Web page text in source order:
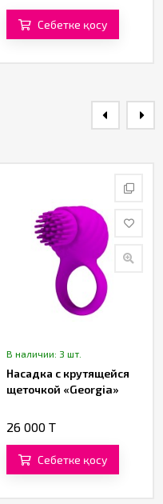
Себетке қосу
В наличии: 3 шт.
Насадка с крутящейся
щеточкой «Georgia»
26 000 T
Себетке қосу